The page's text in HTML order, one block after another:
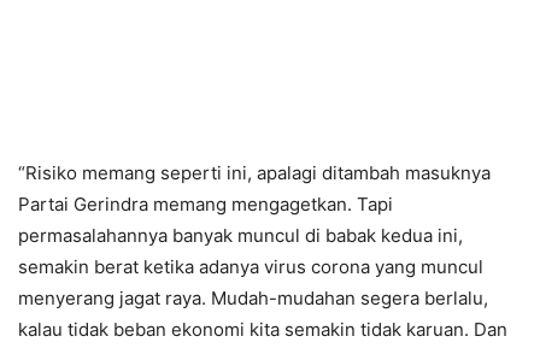
“Risiko memang seperti ini, apalagi ditambah masuknya
Partai Gerindra memang mengagetkan. Tapi
permasalahannya banyak muncul di babak kedua ini,
semakin berat ketika adanya virus corona yang muncul
menyerang jagat raya. Mudah-mudahan segera berlalu,
kalau tidak beban ekonomi kita semakin tidak karuan. Dan